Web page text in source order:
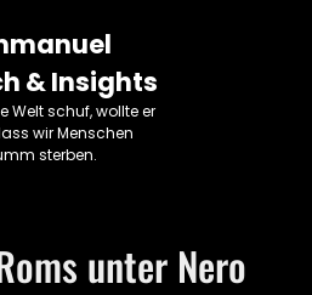
& Insights
Welt schuf, wollte er
wir Menschen
sterben.
unter Nero